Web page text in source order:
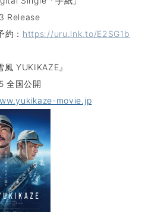
Release
約： https://uru.lnk.to/E2SG1b
YUKIKAZE』
全国公開
movie.jp